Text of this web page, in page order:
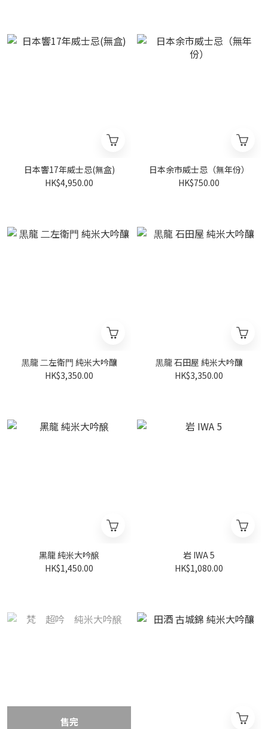
日本響17年威士忌(無盒)
HK$4,950.00
日本余市威士忌（無年份）
HK$750.00
黒龍 ⼆左衛⾨ 純米大吟釀
HK$3,350.00
黒龍 石田屋 純米大吟釀
HK$3,350.00
黑龍 純米大吟醸
HK$1,450.00
岩 IWA 5
HK$1,080.00
售完